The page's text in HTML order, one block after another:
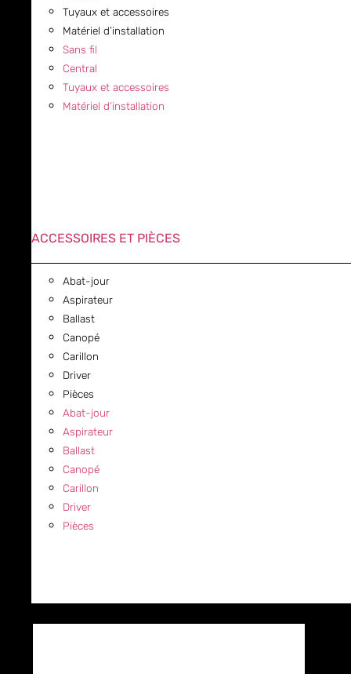
Tuyaux et accessoires
Matériel d’installation
Sans fil
Central
Tuyaux et accessoires
Matériel d’installation
ACCESSOIRES ET PIÈCES
Abat-jour
Aspirateur
Ballast
Canopé
Carillon
Driver
Pièces
Abat-jour
Aspirateur
Ballast
Canopé
Carillon
Driver
Pièces